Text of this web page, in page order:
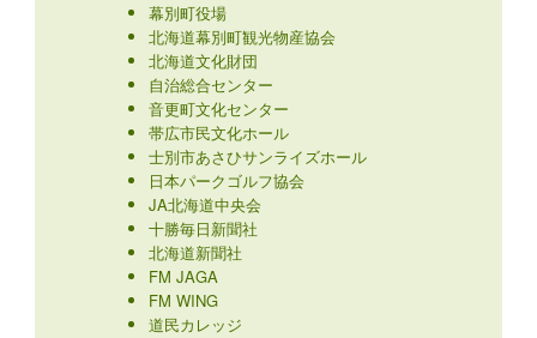
幕別町役場
北海道幕別町観光物産協会
北海道文化財団
自治総合センター
音更町文化センター
帯広市民文化ホール
士別市あさひサンライズホール
日本パークゴルフ協会
JA北海道中央会
十勝毎日新聞社
北海道新聞社
FM JAGA
FM WING
道民カレッジ